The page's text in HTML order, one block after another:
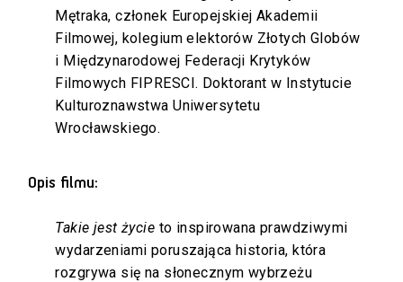
Mętraka, członek Europejskiej Akademii
Filmowej, kolegium elektorów Złotych Globów
i Międzynarodowej Federacji Krytyków
Filmowych FIPRESCI. Doktorant w Instytucie
Kulturoznawstwa Uniwersytetu
Wrocławskiego.
Opis filmu:
Takie jest życie to inspirowana prawdziwymi
wydarzeniami poruszająca historia, która
rozgrywa się na słonecznym wybrzeżu